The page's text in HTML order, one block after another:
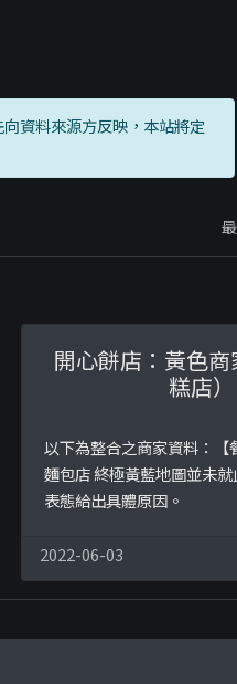
資料來源方反映，本站將定
開心餅店：黃色
糕店）
以下為整合之商家資料：【
麵包店 終極黃藍地圖並未
表態給出具體原因。
2022-06-03